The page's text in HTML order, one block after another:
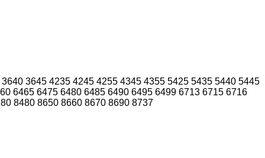
3640 3645 4235 4245 4255 4345 4355 5425 5435 5440 5445
6465 6475 6480 6485 6490 6495 6499 6713 6715 6716
8480 8650 8660 8670 8690 8737